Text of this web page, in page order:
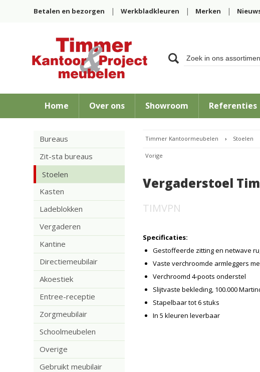
Betalen en bezorgen Werkbladkleuren Merken
Home Over ons Showroom Referenties
Bureaus
Zit-sta bureaus
Stoelen
Kasten
Ladeblokken
Vergaderen
Kantine
Directiemeubilair
Akoestiek
Entree-receptie
Zorgmeubilair
Schoolmeubelen
Overige
Gebruikt meubilair
Timmer Kantoormeubelen › Stoelen
Vorige
Vergaderstoel
TIMVPN
Specificaties:
Gestoffeerde zitting en netwave
Vaste verchroomde armleggers
Verchroomd 4-poots onderstel
Slijtvaste bekleding, 100.000
Stapelbaar tot 6 stuks
In 5 kleuren leverbaar